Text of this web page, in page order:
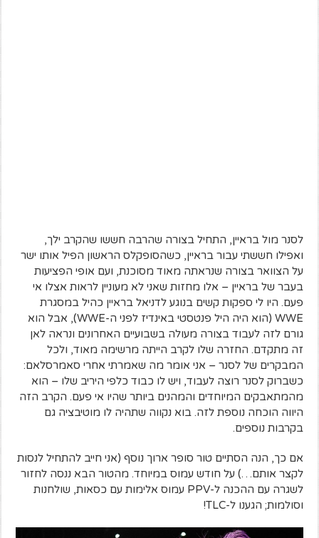
לסנר מול בראיין, התחיל בצורה שהרבה חששו שהקרב ילך,
ואפילו חששתי עבור בראיין, כשהסופקלס הראשון הפיל אותו ישר
על הצוואר בצורה שנראתה מאוד מסוכנת, ועם אופי הפציעות
בעבר של בראיין – אלו מחזות שאני לא מעוניין לראות אצלו אי
פעם. היו לי ספקות קשים בנוגע לדניאל בראיין כהיל במסגרת
WWE (הוא היה היל פנטסטי באינדיז לפני ה-WWE), אבל הוא
גורם לזה לעבוד בצורה מעולה בשבועיים האחרונים ונראה לאן
זה מתקדם. החזרה שלו לקרב הייתה מרשימה מאוד, ולכל
המבקרים של לסנר – אני אומר מה שאמרתי אחרי סאמרסלאם:
כשברוק לסנר רוצה לעבוד, ויש לו כבוד כלפי היריב שלו – הוא
מהמתאבקים המיוחדים והמהנים ביותר שהיו אי פעם. הקרב הזה
היווה הוכחה נוספת לזה. בוא נקווה שתהיה לו מוטיבציה גם
בקרבות נוספים.
אם כך, הנה הסתיים טור סופר ארוך נוסף (אני חייב להתחיל לנסות
לקצר אותם…) על חודש עמוס במיוחד. מהטור הבא ננסה לחזור
לשגרה עם ההכנה ל-PPV עמוס אלימות עם כסאות, שולחנות
וסולמות; הגענו ל-TLC!